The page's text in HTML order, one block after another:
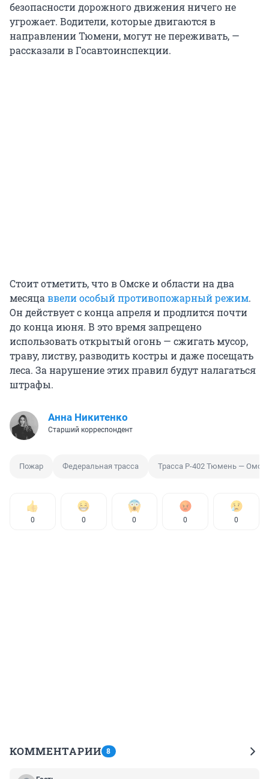
безопасности дорожного движения ничего не
угрожает. Водители, которые двигаются в
направлении Тюмени, могут не переживать, —
рассказали в Госавтоинспекции.
Стоит отметить, что в Омске и области на два
месяцаввели особый противопожарный режим.
Он действует с конца апреля и продлится почти
до конца июня. В это время запрещено
использовать открытый огонь — сжигать мусор,
траву, листву, разводить костры и даже посещать
леса. За нарушение этих правил будут налагаться
штрафы.
Анна Никитенко
Старший корреспондент
Пожар Федеральная трасса Трасса Р-402 Тюмень — Омск
0 0 0 0 0
КОММЕНТАРИИ 8